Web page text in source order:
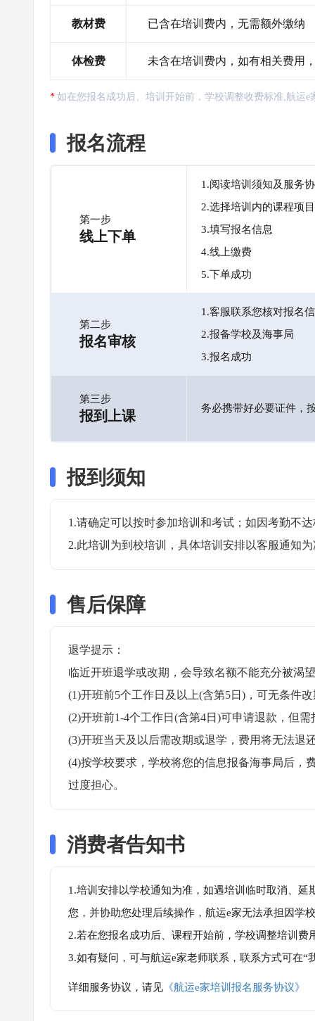
教材费 已含在培训费内，无需额外缴纳
体检费 未含在培训费内，如有相关费用
如在您报名成功后、培训开始前，学校调整收费标准,航运
报名流程
第一步
线上下单
1.阅读培训须知及服务
2.选择培训内的课程项目
3.填写报名信息
4.线上缴费
5.下单成功
第二步
报名审核
1.客服联系您核对报名
2.报备学校及海事局
3.报名成功
第三步
报到上课 务必携带好必要证件，
报到须知
1.请确定可以按时参加培训和考试；如因考勤不
2.此培训为到校培训，具体培训安排以客服通知
售后保障
退学提示：
临近开班退学或改期，会导致名额不能充分被渴
(1)开班前5个工作日及以上(含第5日)，可无条件
(2)开班前1-4个工作日(含第4日)可申请退款，但
(3)开班当天及以后需改期或退学，费用将无法退
(4)按学校要求，学校将您的信息报备海事局后，
过度担心。
消费者告知书
1.培训安排以学校通知为准，如遇培训临时取消、
您，并协助您处理后续操作，航运e家无法承担因学
2.若在您报名成功后、课程开始前，学校调整培训
3.如有疑问，可与航运e家老师联系，联系方式可在
详细服务协议，请见 《航运e家培训报名服务协议》